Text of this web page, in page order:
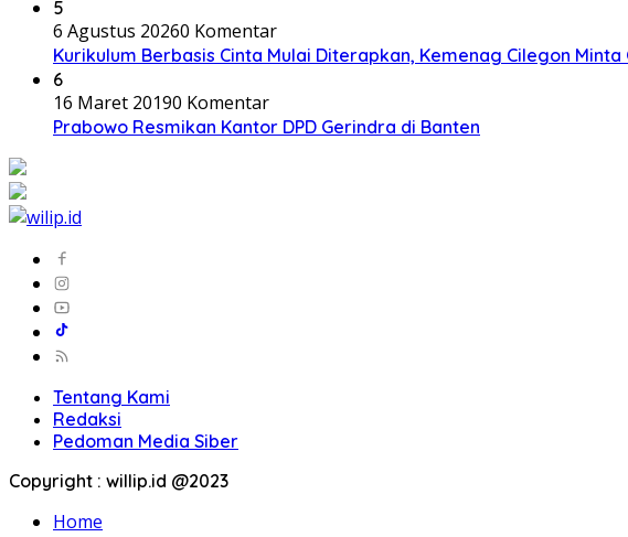
5
6 Agustus 20260 Komentar
Kurikulum Berbasis Cinta Mulai Diterapkan, Kemenag Cilegon
6
16 Maret 20190 Komentar
Prabowo Resmikan Kantor DPD Gerindra di Banten
Tentang Kami
Redaksi
Pedoman Media Siber
Copyright : willip.id @2023
Home